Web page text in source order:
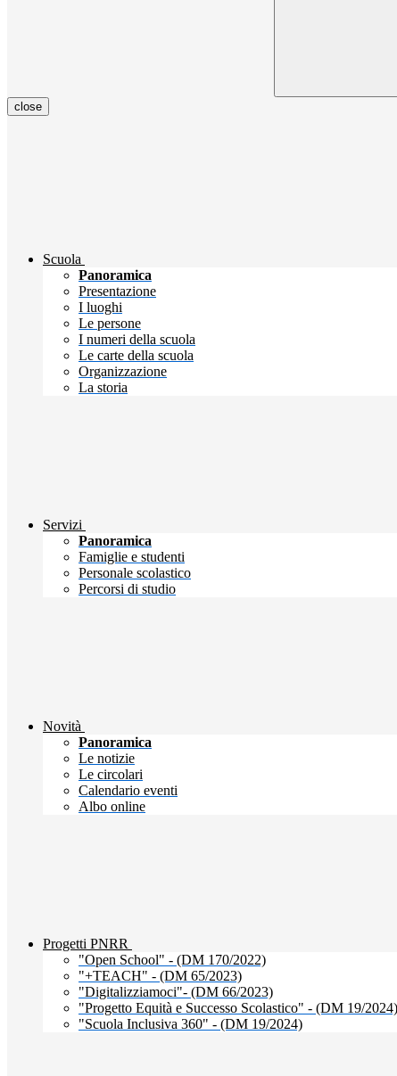
close
Scuola
Panoramica
Presentazione
I luoghi
Le persone
I numeri della scuola
Le carte della scuola
Organizzazione
La storia
Servizi
Panoramica
Famiglie e studenti
Personale scolastico
Percorsi di studio
Novità
Panoramica
Le notizie
Le circolari
Calendario eventi
Albo online
Progetti PNRR
"Open School" - (DM 170/2022)
"+TEACH" - (DM 65/2023)
"Digitalizziamoci"- (DM 66/2023)
"Progetto Equità e Successo Scolastico" - (DM 19/2024)
"Scuola Inclusiva 360" - (DM 19/2024)